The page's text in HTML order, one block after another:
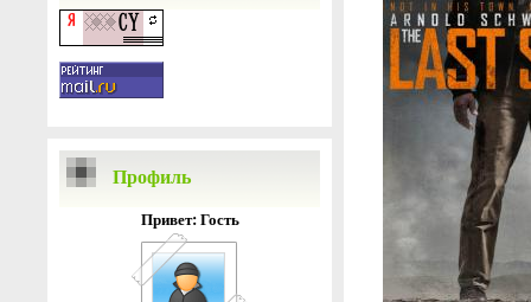
Профиль
Привет: Гость